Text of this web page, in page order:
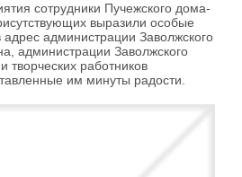
сотрудники Пучежского дома-
выразили особые
адрес администрации Заволжского
администрации Заволжского
творческих работников
им минуты радости.